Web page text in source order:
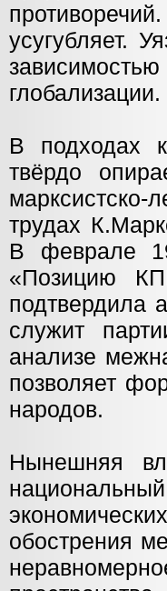
усугубляет.
глобализации.
В подходах
твёрдо
трудах
В феврале
«Позицию
подтвердила
служит
анализе
позволяет
народов.
Нынешняя
обострения